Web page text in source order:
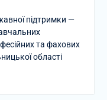
підтримки —
та фахових
області